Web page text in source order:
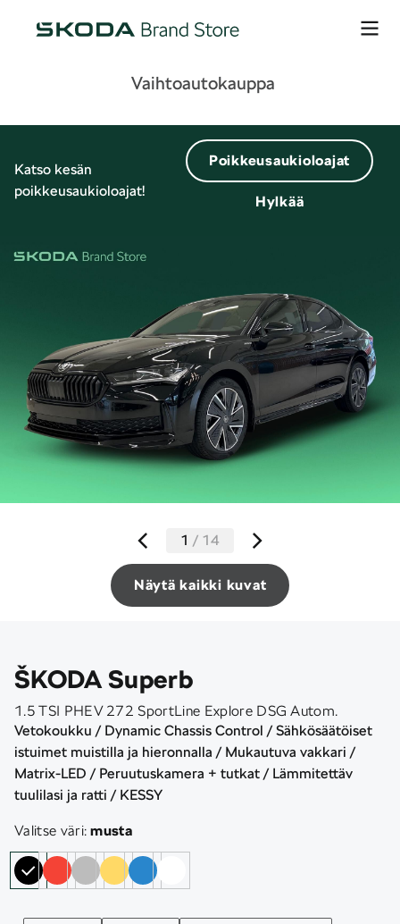
Vaihtoautokauppa
Katso kesän
poikkeusaukioloajat!
Poikkeusaukioloajat
Hylkää
Näytä kaikki kuvat
1 / 14
ŠKODA Superb
1.5 TSI PHEV 272 SportLine Explore DSG Autom.
Vetokoukku / Dynamic Chassis Control / Sähkösäätöiset
istuimet muistilla ja hieronnalla / Mukautuva vakkari /
Matrix-LED / Peruutuskamera + tutkat / Lämmitettäv
tuulilasi ja ratti / KESSY
Valitse väri:musta